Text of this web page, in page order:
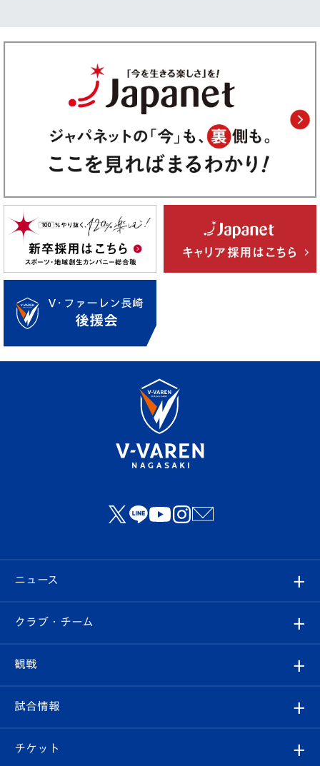
ニュース
すべて
クラブ
試合情報
クラブ・チーム
クラブ概要
観戦
観戦ルール
試合情報
試合日程/結果
チケット